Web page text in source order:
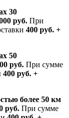
30
руб. При
400 руб. +
50
руб. При сумме
400 руб. +
более 50 км
руб. При сумме